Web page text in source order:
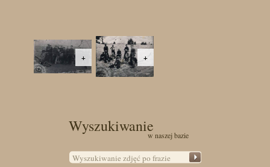
+ +
Wyszukiwaniew naszej bazie